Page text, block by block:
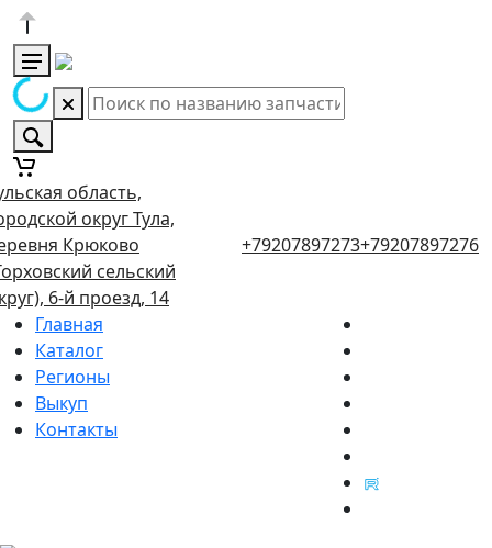
область,
округ Тула,
Крюково
сельский
6-й проезд, 14
+79207897273+79207897276
Главная
Каталог
Регионы
Выкуп
Контакты